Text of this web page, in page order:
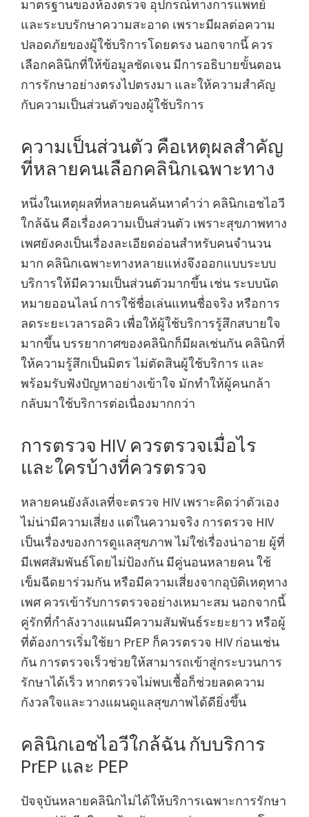
มาตรฐานของห้องตรวจ อุปกรณ์ทางการแพทย์
และระบบรักษาความสะอาด เพราะมีผลต่อความ
ปลอดภัยของผู้ใช้บริการโดยตรง นอกจากนี้ ควร
เลือกคลินิกที่ให้ข้อมูลชัดเจน มีการอธิบายขั้นตอน
การรักษาอย่างตรงไปตรงมา และให้ความสำคัญ
กับความเป็นส่วนตัวของผู้ใช้บริการ
ความเป็นส่วนตัว คือเหตุผลสำคัญ
ที่หลายคนเลือกคลินิกเฉพาะทาง
หนึ่งในเหตุผลที่หลายคนค้นหาคำว่า คลินิกเอชไอวี
ใกล้ฉัน คือเรื่องความเป็นส่วนตัว เพราะสุขภาพทาง
เพศยังคงเป็นเรื่องละเอียดอ่อนสำหรับคนจำนวน
มาก คลินิกเฉพาะทางหลายแห่งจึงออกแบบระบบ
บริการให้มีความเป็นส่วนตัวมากขึ้น เช่น ระบบนัด
หมายออนไลน์ การใช้ชื่อเล่นแทนชื่อจริง หรือการ
ลดระยะเวลารอคิว เพื่อให้ผู้ใช้บริการรู้สึกสบายใจ
มากขึ้น บรรยากาศของคลินิกก็มีผลเช่นกัน คลินิกที่
ให้ความรู้สึกเป็นมิตร ไม่ตัดสินผู้ใช้บริการ และ
พร้อมรับฟังปัญหาอย่างเข้าใจ มักทำให้ผู้คนกล้า
กลับมาใช้บริการต่อเนื่องมากกว่า
การตรวจ HIV ควรตรวจเมื่อไร
และใครบ้างที่ควรตรวจ
หลายคนยังลังเลที่จะตรวจ HIV เพราะคิดว่าตัวเอง
ไม่น่ามีความเสี่ยง แต่ในความจริง การตรวจ HIV
เป็นเรื่องของการดูแลสุขภาพ ไม่ใช่เรื่องน่าอาย ผู้ที่
มีเพศสัมพันธ์โดยไม่ป้องกัน มีคู่นอนหลายคน ใช้
เข็มฉีดยาร่วมกัน หรือมีความเสี่ยงจากอุบัติเหตุทาง
เพศ ควรเข้ารับการตรวจอย่างเหมาะสม นอกจากนี้
คู่รักที่กำลังวางแผนมีความสัมพันธ์ระยะยาว หรือผู้
ที่ต้องการเริ่มใช้ยา PrEP ก็ควรตรวจ HIV ก่อนเช่น
กัน การตรวจเร็วช่วยให้สามารถเข้าสู่กระบวนการ
รักษาได้เร็ว หากตรวจไม่พบเชื้อก็ช่วยลดความ
กังวลใจและวางแผนดูแลสุขภาพได้ดียิ่งขึ้น
คลินิกเอชไอวีใกล้ฉัน กับบริการ
PrEP และ PEP
ปัจจุบันหลายคลินิกไม่ได้ให้บริการเฉพาะการรักษา